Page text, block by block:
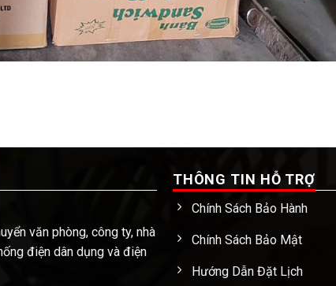
văn phòng, công ty, nhà
điện dân dụng và điện
THÔNG TIN HỖ TRỢ
Chính Sách Bảo Hành
Chính Sách Bảo Mật
Hướng Dẫn Đặt Lịch